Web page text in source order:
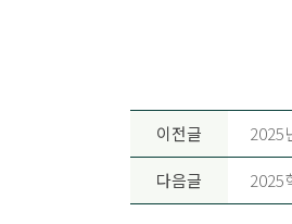
이전글 2025
다음글 2025